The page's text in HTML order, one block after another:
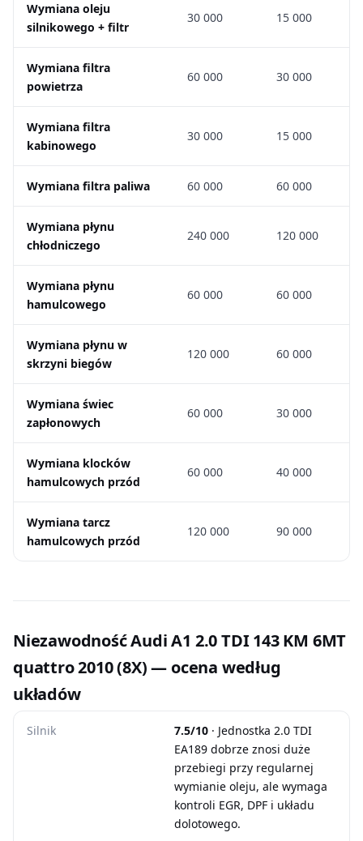
Wymiana oleju
silnikowego + filtr
30 000 15 000
Wymiana filtra
powietrza
60 000 30 000
Wymiana filtra
kabinowego
30 000 15 000
Wymiana filtra paliwa 60 000 60 000
Wymiana płynu
chłodniczego
240 000 120 000
Wymiana płynu
hamulcowego
60 000 60 000
Wymiana płynu w
skrzyni biegów
120 000 60 000
Wymiana świec
zapłonowych
60 000 30 000
Wymiana klocków
hamulcowych przód
60 000 40 000
Wymiana tarcz
hamulcowych przód
120 000 90 000
Niezawodność Audi A1 2.0 TDI 143 KM 6MT
quattro 2010 (8X) — ocena według
układów
Silnik 7.5/10 · Jednostka 2.0 TDI
EA189 dobrze znosi duże
przebiegi przy regularnej
wymianie oleju, ale wymaga
kontroli EGR, DPF i układu
dolotowego.